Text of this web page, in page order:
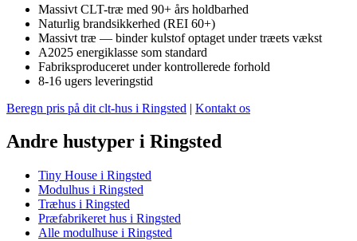
Massivt CLT-træ med 90+ års holdbarhed
Naturlig brandsikkerhed (REI 60+)
Massivt træ — binder kulstof optaget under træets vækst
A2025 energiklasse som standard
Fabriksproduceret under kontrollerede forhold
8-16 ugers leveringstid
Beregn pris på dit clt-hus i Ringsted | Kontakt os
Andre hustyper i Ringsted
Tiny House i Ringsted
Modulhus i Ringsted
Træhus i Ringsted
Præfabrikeret hus i Ringsted
Alle modulhuse i Ringsted